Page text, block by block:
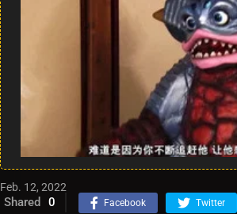
Feb. 12, 2022
Shared 0 Facebook Twitter